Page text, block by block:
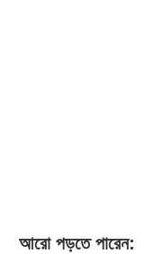
আরো পড়তে পারেন: